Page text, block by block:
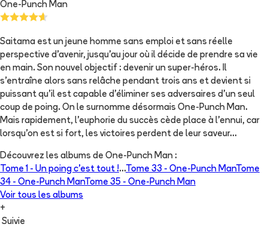
One-Punch Man
Saitama est un jeune homme sans emploi et sans réelle
perspective d'avenir, jusqu'au jour où il décide de prendre sa vie
en main. Son nouvel objectif : devenir un super-héros. Il
s'entraîne alors sans relâche pendant trois ans et devient si
puissant qu'il est capable d'éliminer ses adversaires d'un seul
coup de poing. On le surnomme désormais One-Punch Man.
Mais rapidement, l'euphorie du succès cède place à l'ennui, car
lorsqu'on est si fort, les victoires perdent de leur saveur...
Découvrez les albums de One-Punch Man :
Tome 1 - Un poing c’est tout !...Tome 33 - One-Punch ManTome
34 - One-Punch ManTome 35 - One-Punch Man
Voir tous les albums
+
Suivie